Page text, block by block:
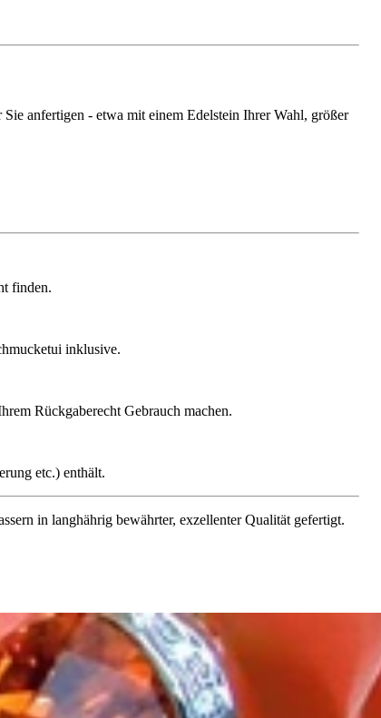
anfertigen - etwa mit einem Edelstein Ihrer Wahl, größer
finden.
inklusive.
Rückgaberecht Gebrauch machen.
etc.) enthält.
in langhährig bewährter, exzellenter Qualität gefertigt.